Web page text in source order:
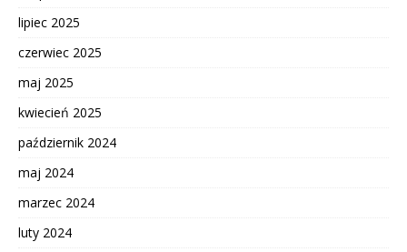
lipiec 2025
czerwiec 2025
maj 2025
kwiecień 2025
październik 2024
maj 2024
marzec 2024
luty 2024